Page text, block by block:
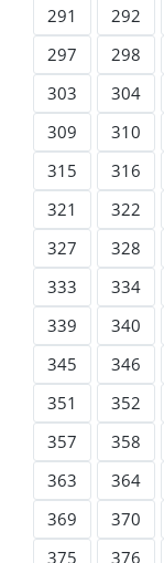
291
292
297
298
303
304
309
310
315
316
321
322
327
328
333
334
339
340
345
346
351
352
357
358
363
364
369
370
375
376